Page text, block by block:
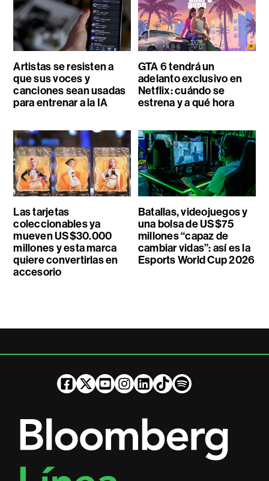
Artistas se resisten a
que sus voces y
canciones sean usadas
para entrenar a la IA
GTA 6 tendrá un
adelanto exclusivo en
Netflix: cuándo se
estrena y a qué hora
Las tarjetas
coleccionables ya
mueven US$30.000
millones y esta marca
quiere convertirlas en
accesorio
Batallas, videojuegos y
una bolsa de US$75
millones “capaz de
cambiar vidas”: así es la
Esports World Cup 2026